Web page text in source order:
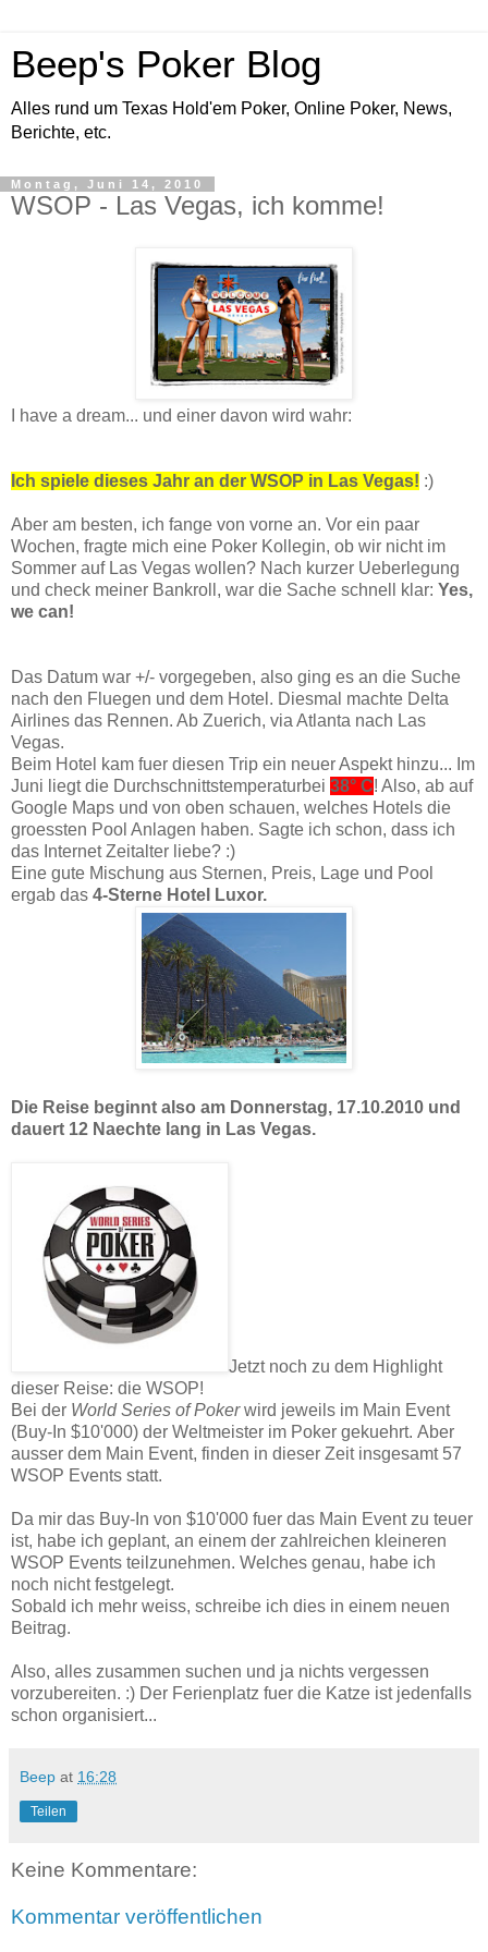
Beep's Poker Blog
Alles rund um Texas Hold'em Poker, Online Poker, News,
Berichte, etc.
Montag, Juni 14, 2010
WSOP - Las Vegas, ich komme!
I have a dream... und einer davon wird wahr:
Ich spiele dieses Jahr an der WSOP in Las Vegas! :)
Aber am besten, ich fange von vorne an. Vor ein paar
Wochen, fragte mich eine Poker Kollegin, ob wir nicht im
Sommer auf Las Vegas wollen? Nach kurzer Ueberlegung
und check meiner Bankroll, war die Sache schnell klar: Yes,
we can!
Das Datum war +/- vorgegeben, also ging es an die Suche
nach den Fluegen und dem Hotel. Diesmal machte Delta
Airlines das Rennen. Ab Zuerich, via Atlanta nach Las
Vegas.
Beim Hotel kam fuer diesen Trip ein neuer Aspekt hinzu... Im
Juni liegt die Durchschnittstemperaturbei 38° C! Also, ab auf
Google Maps und von oben schauen, welches Hotels die
groessten Pool Anlagen haben. Sagte ich schon, dass ich
das Internet Zeitalter liebe? :)
Eine gute Mischung aus Sternen, Preis, Lage und Pool
ergab das 4-Sterne Hotel Luxor.
Die Reise beginnt also am Donnerstag, 17.10.2010 und
dauert 12 Naechte lang in Las Vegas.
Jetzt noch zu dem Highlight
dieser Reise: die WSOP!
Bei der World Series of Pokerwird jeweils im Main Event
(Buy-In $10'000) der Weltmeister im Poker gekuehrt. Aber
ausser dem Main Event, finden in dieser Zeit insgesamt 57
WSOP Events statt.
Da mir das Buy-In von $10'000 fuer das Main Event zu teuer
ist, habe ich geplant, an einem der zahlreichen kleineren
WSOP Events teilzunehmen. Welches genau, habe ich
noch nicht festgelegt.
Sobald ich mehr weiss, schreibe ich dies in einem neuen
Beitrag.
Also, alles zusammen suchen und ja nichts vergessen
vorzubereiten. :) Der Ferienplatz fuer die Katze ist jedenfalls
schon organisiert...
Beep at 16:28
Teilen
Keine Kommentare:
Kommentar veröffentlichen